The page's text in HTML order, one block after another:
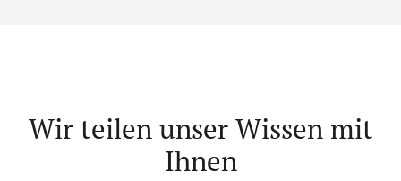
Wir teilen unser Wissen mit
Ihnen